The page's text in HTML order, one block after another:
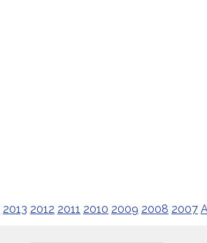
2013 2012 2011 2010 2009 2008 2007